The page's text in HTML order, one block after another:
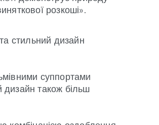
розкоші».
стильний дизайн
суппортами
дизайн також більш